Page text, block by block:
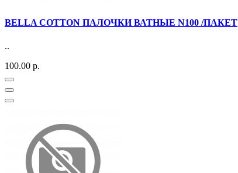
BELLA COTTON ПАЛОЧКИ ВАТНЫЕ N100 /ПАКЕТ
..
100.00 р.